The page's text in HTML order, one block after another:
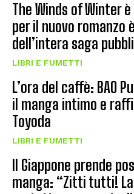
The Winds of Winter
per il nuovo romanzo
dell’intera saga
LIBRI E FUMETTI
L’ora del caffè: BAO
il manga intimo e
Toyoda
LIBRI E FUMETTI
Il Giappone prende
manga: “Zitti tutti!